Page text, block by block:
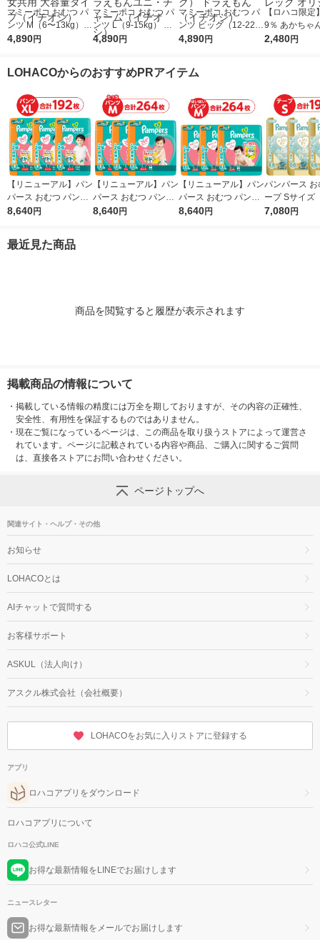
マミーポコ おむつ パ
ンツ M（6〜13kg）1
セット（74枚入×3パ
（イチオシ）
4,890円
マミーポコ おむつ パ
ンツ L（9-15kg） ジ
ャンボパック 1セット
ーム（イチオシ）
4,890円
マミーポコ おむつ パ
ンツ ビッグ（12-22k
g） ジャンボパック 1
（イチオシ）
4,890円
【ロハコ限定
9％ あかちゃ
わりおしりふ
2,480円
LOHACOからのおすすめPRアイテム
【リニューアル】パン
パース おむつ パンツ
ビッグサイズ（12〜2
らケア メガジャンボ
8,640円
【リニューアル】パン
パース おむつ パンツ
たっち Mサイズ（6〜
8,640円
【リニューアル】パン
パース おむつ パンツ
はいはい Mサイズ
8,640円
パンパース お
ープ Sサイズ
g）1セット（
7,080円
最近見た商品
商品を閲覧すると履歴が表示されます
掲載商品の情報について
・ 掲載している情報の精度には万全を期しておりますが、その内容の正確性、
安全性、有用性を保証するものではありません。
・ 現在ご覧になっているページは、この商品を取り扱うストアによって運営さ
れています。ページに記載されている内容や商品、ご購入に関するご質問
は、直接各ストアにお問い合わせください。
ページトップへ
関連サイト・ヘルプ・その他
お知らせ
LOHACOとは
AIチャットで質問する
お客様サポート
ASKUL（法人向け）
アスクル株式会社（会社概要）
LOHACOをお気に入りストアに登録する
アプリ
ロハコアプリをダウンロード
ロハコアプリについて
ロハコ公式LINE
お得な最新情報をLINEでお届けします
ニュースレター
お得な最新情報をメールでお届けします